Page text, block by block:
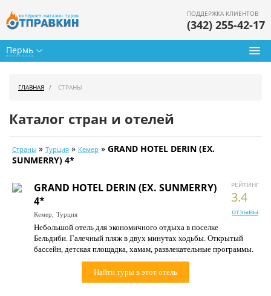
Пермь
ПОДДЕРЖКА КЛИЕНТОВ
(342) 255-42-17
Календарь туров
Цены дня
Страны
Как купить
ГЛАВНАЯ СТРАНЫ
Каталог стран и отелей
Страны » Турция » Кемер » GRAND HOTEL DERIN (EX.
SUNMERRY) 4*
РЕЙТИНГ
3.4
отзывы
GRAND HOTEL DERIN (EX. SUNMERRY)
4*
Кемер, Турция
Небольшой отель для экономичного отдыха в поселке
Бельдиби. Галечный пляж в двух минутах ходьбы. Открытый
бассейн, детская площадка, хамам, развлекательные программы.
Найти туры в этот отель